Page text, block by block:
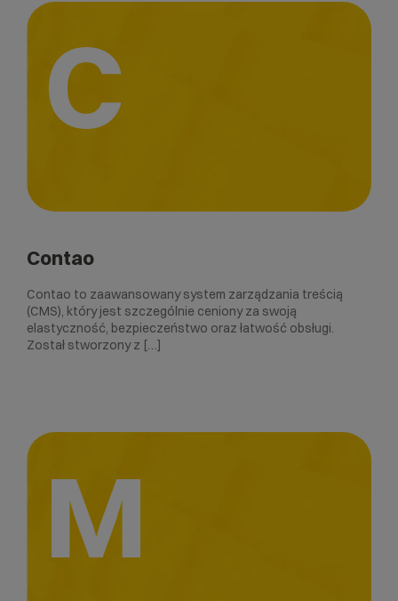
C
Contao
Contao to zaawansowany system zarządzania treścią
(CMS), który jest szczególnie ceniony za swoją
elastyczność, bezpieczeństwo oraz łatwość obsługi.
Został stworzony z […]
M